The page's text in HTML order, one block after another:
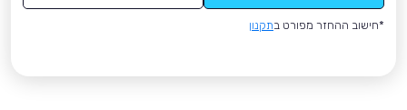
*חישוב ההחזר מפורט בתקנון